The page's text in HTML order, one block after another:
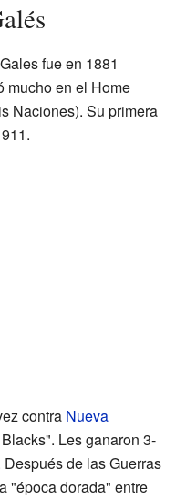
fue en 1881
mucho en el Home
Naciones). Su primera
contra Nueva
Les ganaron 3-
de las Guerras
"época dorada" entre